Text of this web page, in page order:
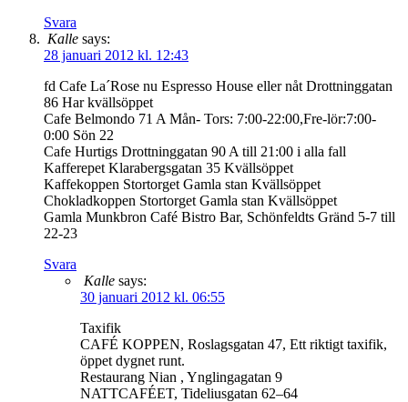
Svara
Kalle says:
28 januari 2012 kl. 12:43
fd Cafe La´Rose nu Espresso House eller nåt Drottninggatan
86 Har kvällsöppet
Cafe Belmondo 71 A Mån- Tors: 7:00-22:00,Fre-lör:7:00-
0:00 Sön 22
Cafe Hurtigs Drottninggatan 90 A till 21:00 i alla fall
Kafferepet Klarabergsgatan 35 Kvällsöppet
Kaffekoppen Stortorget Gamla stan Kvällsöppet
Chokladkoppen Stortorget Gamla stan Kvällsöppet
Gamla Munkbron Café Bistro Bar, Schönfeldts Gränd 5-7 till
22-23
Svara
Kalle says:
30 januari 2012 kl. 06:55
Taxifik
CAFÉ KOPPEN, Roslagsgatan 47, Ett riktigt taxifik,
öppet dygnet runt.
Restaurang Nian , Ynglingagatan 9
NATTCAFÉET, Tideliusgatan 62–64